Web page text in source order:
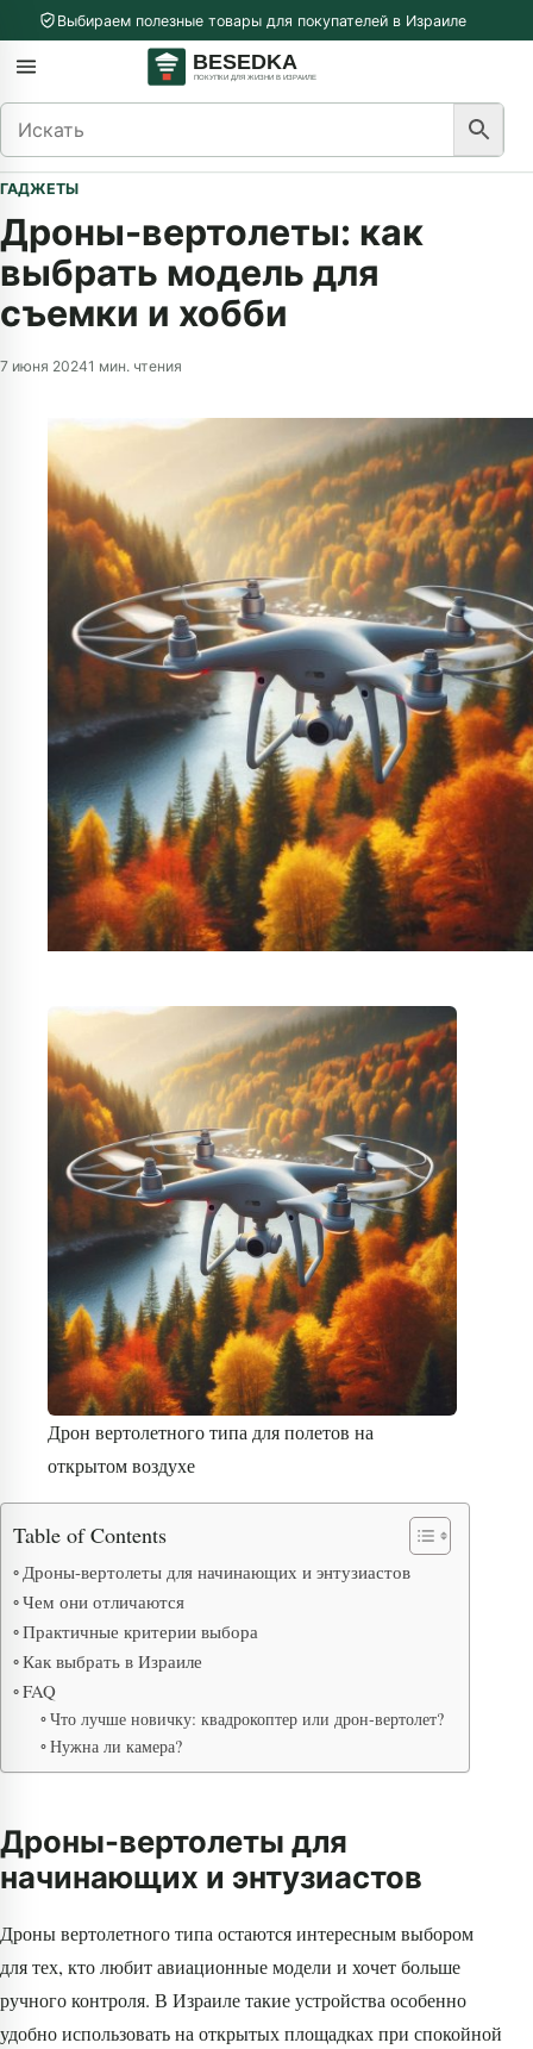
Перейти к содержимому
Выбираем полезные товары для покупателей в Израиле
Открыть меню
ГАДЖЕТЫ
Дроны-вертолеты: как
выбрать модель для
съемки и хобби
7 июня 20241 мин. чтения
Дрон вертолетного типа для полетов на
открытом воздухе
Table of Contents
Дроны-вертолеты для начинающих и энтузиастов
Чем они отличаются
Практичные критерии выбора
Как выбрать в Израиле
FAQ
Что лучше новичку: квадрокоптер или дрон-вертолет?
Нужна ли камера?
Дроны-вертолеты для
начинающих и энтузиастов
Дроны вертолетного типа остаются интересным выбором
для тех, кто любит авиационные модели и хочет больше
ручного контроля. В Израиле такие устройства особенно
удобно использовать на открытых площадках при спокойной